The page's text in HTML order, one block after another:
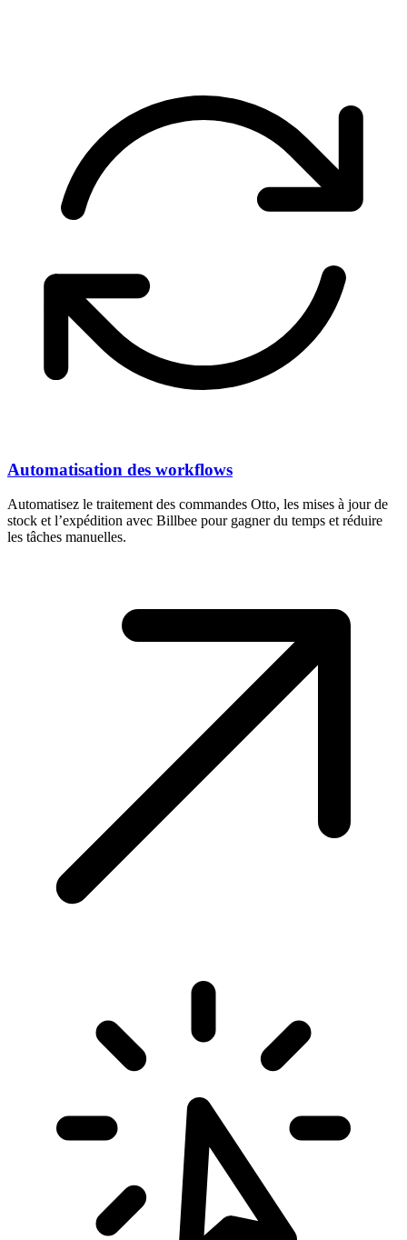
Automatisation des workflows
Automatisez le traitement des commandes Otto, les mises à jour de
stock et l’expédition avec Billbee pour gagner du temps et réduire
les tâches manuelles.